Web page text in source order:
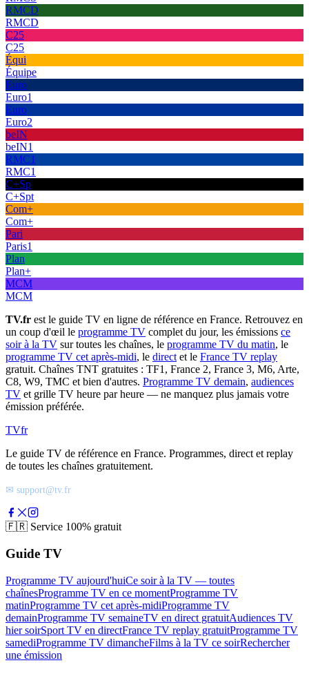
RMCD
RMCD
C25
C25
Équi
Équipe
Euro
Euro1
Euro
Euro2
beIN
beIN1
RMC1
RMC1
C+Sp
C+Spt
Com+
Com+
Pari
Paris1
Plan
Plan+
MCM
MCM
TV.fr est le guide TV en ligne de référence en France. Retrouvez en
un coup d'œil le programme TV complet du jour, les émissions ce
soir à la TV sur toutes les chaînes, le programme TV du matin, le
programme TV cet après-midi, le direct et le France TV replay
gratuit. Chaînes TNT gratuites : TF1, France 2, France 3, M6, Arte,
C8, W9, TMC et bien d'autres. Programme TV demain, audiences
TV et grille TV heure par heure — ne manquez plus jamais votre
émission préférée.
TVfr
Le guide TV de référence en France. Programmes, direct et replay
de toutes les chaînes gratuitement.
✉ support@tv.fr
🇫🇷 Service 100% gratuit
Guide TV
Programme TV aujourd'huiCe soir à la TV — toutes
chaînesProgramme TV en ce momentProgramme TV
matinProgramme TV cet après-midiProgramme TV
demainProgramme TV semaineTV en direct gratuitAudiences TV
hier soirSport TV en directFrance TV replay gratuitProgramme TV
samediProgramme TV dimancheFilms à la TV ce soirRechercher
une émission